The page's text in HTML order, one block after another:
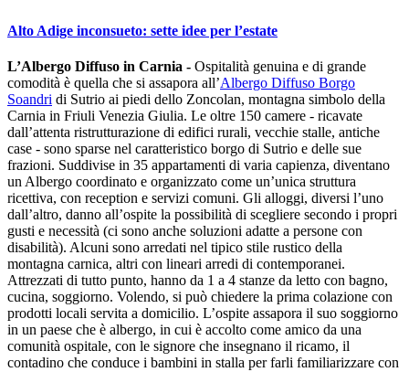
Alto Adige inconsueto: sette idee per l’estate
L’Albergo Diffuso in Carnia - Ospitalità genuina e di grande
comodità è quella che si assapora all’Albergo Diffuso Borgo
Soandri di Sutrio ai piedi dello Zoncolan, montagna simbolo della
Carnia in Friuli Venezia Giulia. Le oltre 150 camere - ricavate
dall’attenta ristrutturazione di edifici rurali, vecchie stalle, antiche
case - sono sparse nel caratteristico borgo di Sutrio e delle sue
frazioni. Suddivise in 35 appartamenti di varia capienza, diventano
un Albergo coordinato e organizzato come un’unica struttura
ricettiva, con reception e servizi comuni. Gli alloggi, diversi l’uno
dall’altro, danno all’ospite la possibilità di scegliere secondo i propri
gusti e necessità (ci sono anche soluzioni adatte a persone con
disabilità). Alcuni sono arredati nel tipico stile rustico della
montagna carnica, altri con lineari arredi di contemporanei.
Attrezzati di tutto punto, hanno da 1 a 4 stanze da letto con bagno,
cucina, soggiorno. Volendo, si può chiedere la prima colazione con
prodotti locali servita a domicilio. L’ospite assapora il suo soggiorno
in un paese che è albergo, in cui è accolto come amico da una
comunità ospitale, con le signore che insegnano il ricamo, il
contadino che conduce i bambini in stalla per farli familiarizzare con